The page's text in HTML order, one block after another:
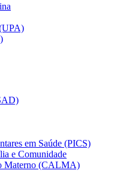
em Saúde (PICS)
e Comunidade
Materno (CALMA)